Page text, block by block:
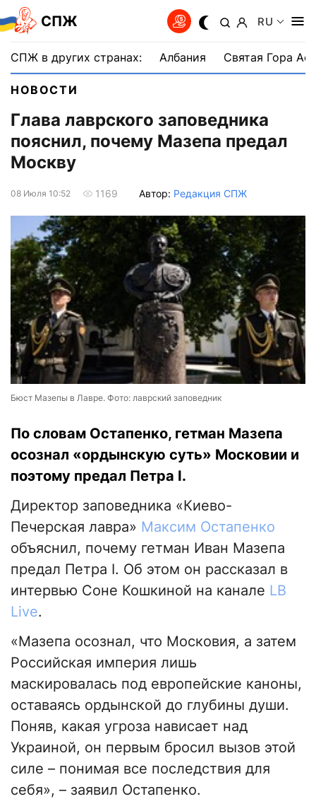
СПЖ RU
СПЖ в других странах: Албания Святая Гора
НОВОСТИ
Глава лаврского заповедника
пояснил, почему Мазепа предал
Москву
08 Июля 10:52 1169 Автор: Редакция СПЖ
Бюст Мазепы в Лавре. Фото: лаврский заповедник
По словам Остапенко, гетман Мазепа
осознал «ордынскую суть» Московии и
поэтому предал Петра I.
Директор заповедника «Киево-
Печерская лавра» Максим Остапенко
объяснил, почему гетман Иван Мазепа
предал Петра I. Об этом он рассказал в
интервью Соне Кошкиной на канале LB
Live.
«Мазепа осознал, что Московия, а затем
Российская империя лишь
маскировалась под европейские каноны,
оставаясь ордынской до глубины души.
Поняв, какая угроза нависает над
Украиной, он первым бросил вызов этой
силе – понимая все последствия для
себя», – заявил Остапенко.